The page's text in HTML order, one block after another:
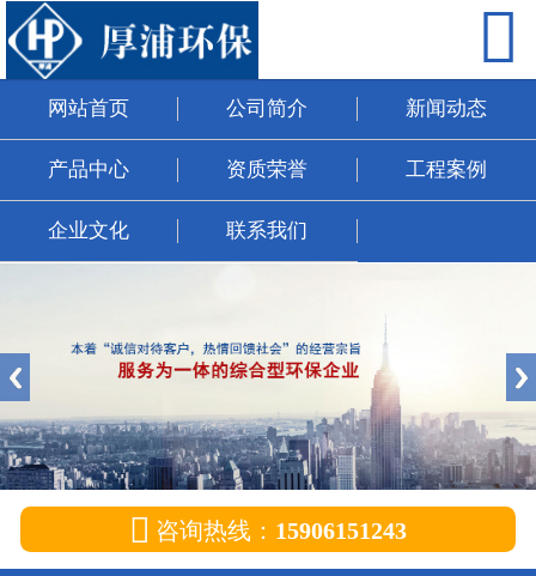
企业文化
联系我们

网站首页 公司简介 新闻动态
产品中心 资质荣誉 工程案例
企业文化 联系我们
 咨询热线： 15906151243